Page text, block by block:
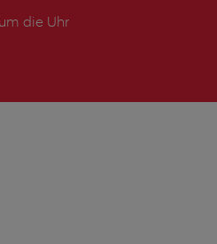
die Uhr